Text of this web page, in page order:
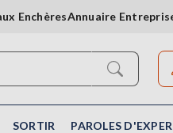
EnchèresAnnuaire
SORTIR PAROLES